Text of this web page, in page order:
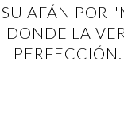
AFÁN POR
DONDE LA